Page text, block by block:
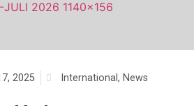
2025 International, News